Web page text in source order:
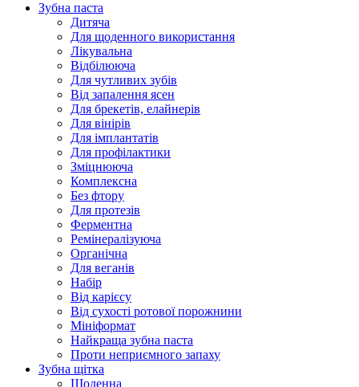
Зубна паста
Дитяча
Для щоденного використання
Лікувальна
Відбілююча
Для чутливих зубів
Від запалення ясен
Для брекетів, елайнерів
Для вінірів
Для імплантатів
Для профілактики
Зміцнююча
Комплексна
Без фтору
Для протезів
Ферментна
Ремінералізуюча
Органічна
Для веганів
Набір
Від карієсу
Від сухості ротової порожнини
Мініформат
Найкраща зубна паста
Проти неприємного запаху
Зубна щітка
Щоденна